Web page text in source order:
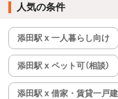
人気の条件
添田駅 x 一人暮らし向け
添田駅 x ペット可（相談）
添田駅 x 借家・賃貸一戸